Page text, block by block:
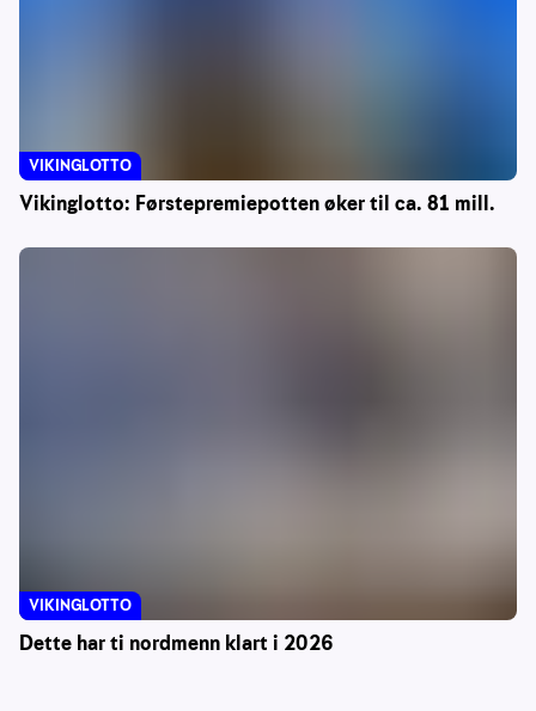
Vikinglotto: Førstepremiepotten øker til ca. 81 mill.
VIKINGLOTTO
Dette har ti nordmenn klart i 2026
VIKINGLOTTO